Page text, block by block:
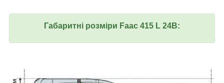
Габаритні розміри Faac 415 L 24В: